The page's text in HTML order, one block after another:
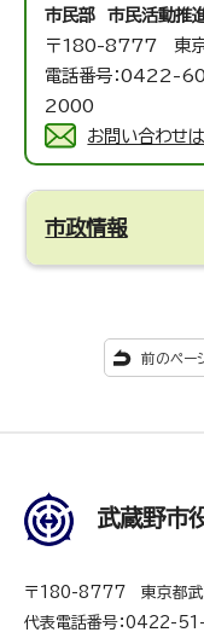
市民部 市民活動推
〒180-8777 東京
電話番号：0422-
2000
お問い合わせ
市政情報
前のペー
武蔵野市
〒180-8777 東京都武
代表電話番号：0422-